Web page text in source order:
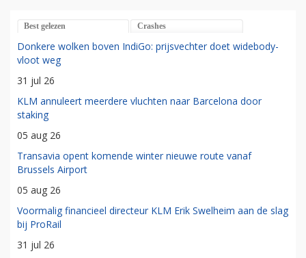
Best gelezen Crashes
Donkere wolken boven IndiGo: prijsvechter doet widebody-
vloot weg
31 jul 26
KLM annuleert meerdere vluchten naar Barcelona door
staking
05 aug 26
Transavia opent komende winter nieuwe route vanaf
Brussels Airport
05 aug 26
Voormalig financieel directeur KLM Erik Swelheim aan de slag
bij ProRail
31 jul 26